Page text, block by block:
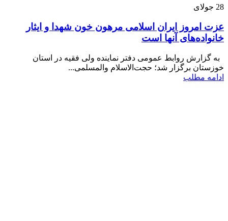
28 جولای
عزت امروز ایران اسلامی مرهون خون شهدا و ایثار
خانواده‌های آنها است
به گزارش روابط عمومی دفتر نماینده ولی فقیه در استان
خوزستان برگزار شد؛ حجت‌الاسلام والمسلمی...
ادامه مطلب